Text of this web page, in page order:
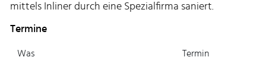
mittels Inliner durch eine Spezialfirma saniert.
Termine
Was Termin